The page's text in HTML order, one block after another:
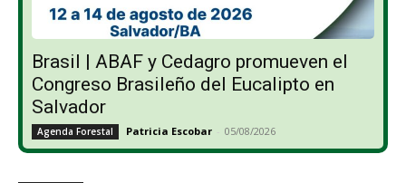
Brasil | ABAF y Cedagro promueven el
Congreso Brasileño del Eucalipto en
Salvador
Agenda Forestal Patricia Escobar - 05/08/2026